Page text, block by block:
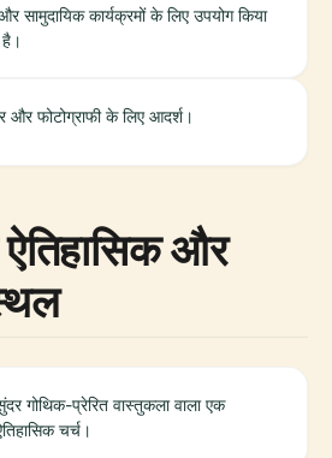
सामुदायिक कार्यक्रमों के लिए उपयोग किया
है।
और फोटोग्राफी के लिए आदर्श।
और
गोथिक-प्रेरित वास्तुकला वाला एक
चर्च।